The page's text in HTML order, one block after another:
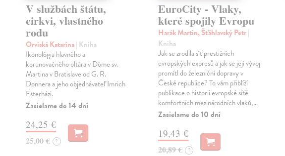
V službách štátu,
cirkvi, vlastného
rodu
Orviská Katarína| Kniha
Ikonológia hlavného a
korunovačného oltára v Dóme sv.
Martina v Bratislave od G. R.
Donnera a jeho objednávateľ Imrich
Esterházi.
Zasielame do 14 dní
24,25 €
25,00 € ?
EuroCity - Vlaky,
které spojily Evropu
Harák Martin, Šťáhlavský Petr|
Kniha
Jak se zrodila síť prestižních
evropských expresů a jak se její vývoj
promítl do železniční dopravy v
České republice? To vám přiblíží
publikace o historii evropské sítě
komfortních mezinárodních vlaků,…
Zasielame do 10 dní
19,43 €
20,89 € ?